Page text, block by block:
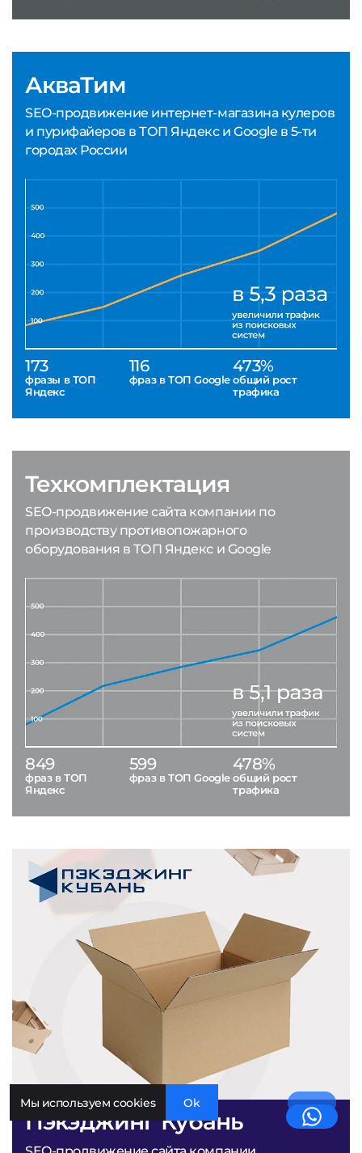
АкваТим
SEO-продвижение интернет-магазина кулеров
и пурифайеров в ТОП Яндекс и Google в 5-ти
городах России
173
фразы в ТОП
Яндекс
116
фраз в ТОП Google
473%
общий рост
трафика
Пэкэджинг Кубань
Техкомплектация
SEO-продвижение сайта компании по
производству противопожарного
оборудования в ТОП Яндекс и Google
849
фраз в ТОП
Яндекс
599
фраз в ТОП Google
478%
общий рост
трафика
Мы используем cookies Ok